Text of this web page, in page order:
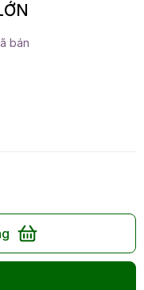
bán